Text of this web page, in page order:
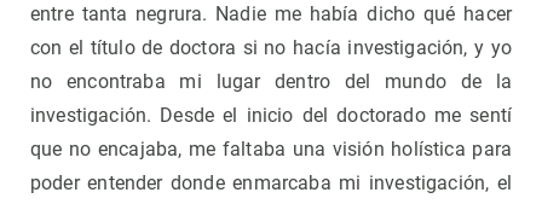
entre tanta negrura. Nadie me había dicho qué hacer
con el título de doctora si no hacía investigación, y yo
no encontraba mi lugar dentro del mundo de la
investigación. Desde el inicio del doctorado me sentí
que no encajaba, me faltaba una visión holística para
poder entender donde enmarcaba mi investigación, el